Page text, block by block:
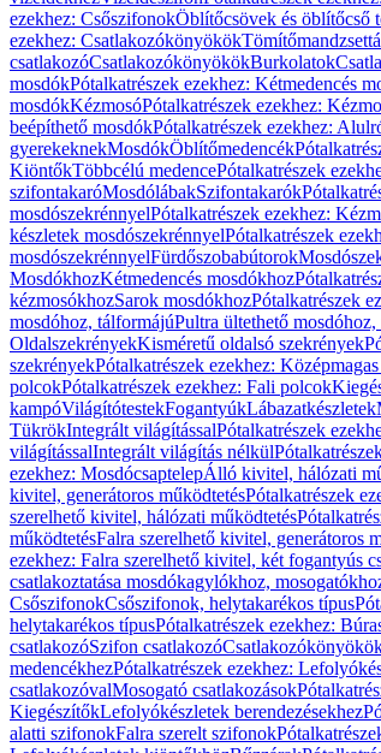
ezekhez: CsőszifonokÖblítőcsövek és öblítőcső
ezekhez: Csatlakozókönyökök
csatlakozóCsatlakozókönyökökBurkolatok
mosdókPótalkatrészek ezekhez: Kétmedencés
mosdókKézmosóPótalkatrészek ezekhez:
beépíthető mosdókPótalkatrészek ezekhez:
gyerekeknekMosdókÖblítőmedencék
KiöntőkTöbbcélú medencePótalkatrészek
szifontakaróMosdólábakSzifontakarók
mosdószekrénnyelPótalkatrészek ezekhez:
készletek mosdószekrénnyelPótalkatrészek
mosdószekrénnyelFürdőszobabútorok
MosdókhozKétmedencés mosdókhoz
kézmosókhozSarok mosdókhozPótalkatrészek
mosdóhoz, tálformájúPultra ültethető mosdóhoz,
OldalszekrényekKisméretű oldalsó szekrények
szekrényekPótalkatrészek ezekhez:
polcokPótalkatrészek ezekhez: Fali polcok
kampóVilágítótestekFogantyúkLábazatkészletek
TükrökIntegrált világítássalPótalkatrészek
világítássalIntegrált világítás nélkül
ezekhez: MosdócsaptelepÁlló kivitel, hálózati
kivitel, generátoros működtetésPótalkatrészek
szerelhető kivitel, hálózati működtetés
működtetésFalra szerelhető kivitel, generátoros
ezekhez: Falra szerelhető kivitel, két fogantyús
csatlakoztatása mosdókagylókhoz,
CsőszifonokCsőszifonok, helytakarékos típus
helytakarékos típusPótalkatrészek ezekhez:
csatlakozóSzifon csatlakozó
medencékhezPótalkatrészek ezekhez:
csatlakozóvalMosogató csatlakozások
KiegészítőkLefolyókészletek berendezésekhez
alatti szifonokFalra szerelt szifonok